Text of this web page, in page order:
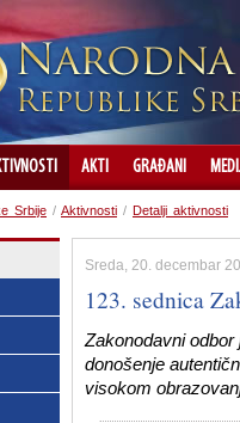
AKTI GRAĐANI
Srbije / Aktivnosti / Detalji aktivnosti
Sreda, 20. decembar
123. sednica
Zakonodavni
donošenje
visokom